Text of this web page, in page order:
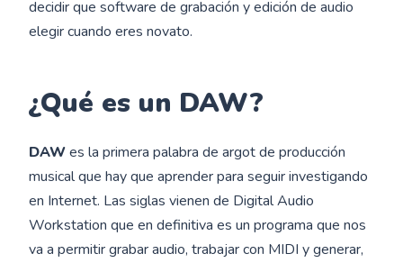
decidir que software de grabación y edición de audio
elegir cuando eres novato.
¿Qué es un DAW?
DAWes la primera palabra de argot de producción
musical que hay que aprender para seguir investigando
en Internet. Las siglas vienen de Digital Audio
Workstation que en definitiva es un programa que nos
va a permitir grabar audio, trabajar con MIDI y generar,